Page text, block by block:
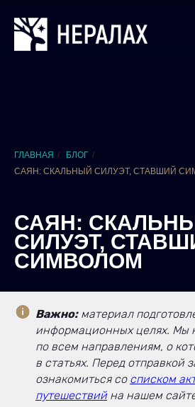
ГЛАВНАЯ / БЛОГ /
САЯН: СКАЛЬНЫЙ СИЛУЭТ, СТАВШИЙ
САЯН:
СИЛУЭТ,
СИМВОЛОМ
Важно:материал
информационных целях. Мы
по всем направлениям, о
в статьях. Перед отправкой
ознакомиться со списком
путешествийна нашем